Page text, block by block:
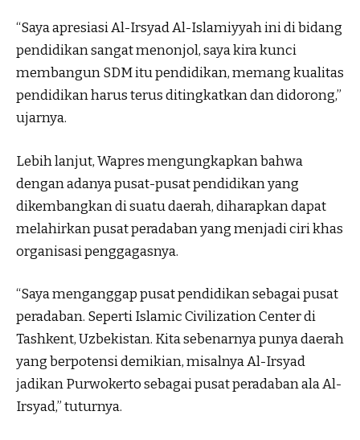
“Saya apresiasi Al-Irsyad Al-Islamiyyah ini di bidang
pendidikan sangat menonjol, saya kira kunci
membangun SDM itu pendidikan, memang kualitas
pendidikan harus terus ditingkatkan dan didorong,”
ujarnya.
Lebih lanjut, Wapres mengungkapkan bahwa
dengan adanya pusat-pusat pendidikan yang
dikembangkan di suatu daerah, diharapkan dapat
melahirkan pusat peradaban yang menjadi ciri khas
organisasi penggagasnya.
“Saya menganggap pusat pendidikan sebagai pusat
peradaban. Seperti Islamic Civilization Center di
Tashkent, Uzbekistan. Kita sebenarnya punya daerah
yang berpotensi demikian, misalnya Al-Irsyad
jadikan Purwokerto sebagai pusat peradaban ala Al-
Irsyad,” tuturnya.